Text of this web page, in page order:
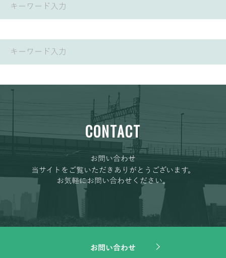
CONTACT
お問い合わせ
当サイトをご覧いただきありがとうございます。
お気軽にお問い合わせください。
お問い合わせ